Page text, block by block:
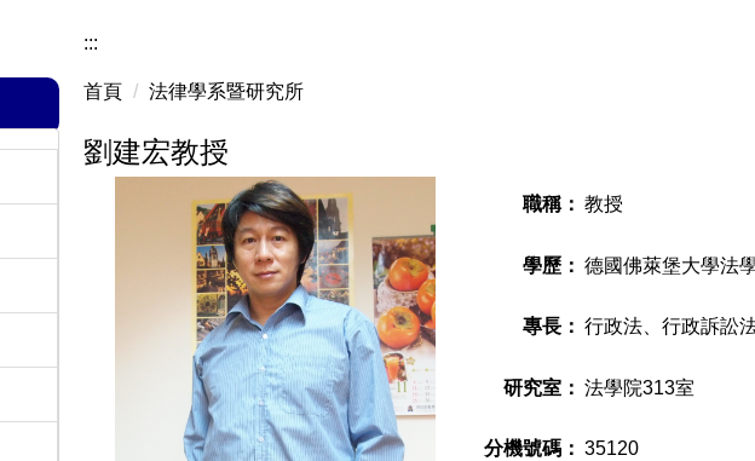
:::
首頁 法律學系暨研究所
劉建宏教授
職稱： 教授
學歷： 德國佛萊堡大學法
專長： 行政法、行政訴訟
研究室： 法學院313室
分機號碼： 35120